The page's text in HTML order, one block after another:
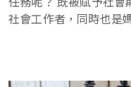
社會工作者，同時也是